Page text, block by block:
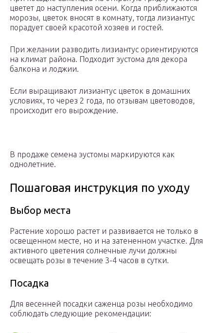
цветет до наступления осени. Когда приближаются
морозы, цветок вносят в комнату, тогда лизиантус
порадует своей красотой хозяев и гостей.
При желании разводить лизиантус ориентируются
на климат района. Подходит эустома для декора
балкона и лоджии.
Если выращивают лизиантус цветок в домашних
условиях, то через 2 года, по отзывам цветоводов,
происходит его вырождение.
В продаже семена эустомы маркируются как
однолетние.
Пошаговая инструкция по уходу
Выбор места
Растение хорошо растет и развивается не только в
освещенном месте, но и на затененном участке. Для
активного цветения солнечные лучи должны
освещать розы в течение 3-4 часов в сутки.
Посадка
Для весенней посадки саженца розы необходимо
соблюдать следующие рекомендации: